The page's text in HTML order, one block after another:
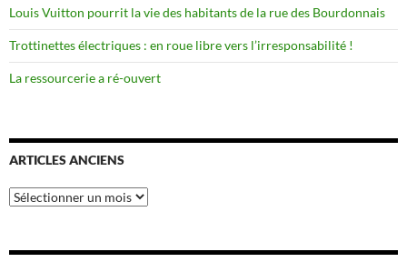
Louis Vuitton pourrit la vie des habitants de la rue des Bourdonnais
Trottinettes électriques : en roue libre vers l’irresponsabilité !
La ressourcerie a ré-ouvert
ARTICLES ANCIENS
Articles
anciens